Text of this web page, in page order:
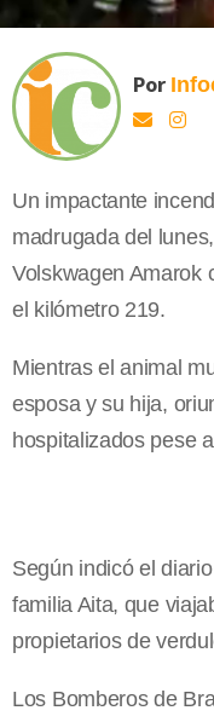
Por
Un impactante
madrugada del
Volskwagen Amarok
el kilómetro 219.
Mientras el animal
esposa y su hija,
hospitalizados pese
Según indicó el
familia Aita, que
propietarios de
Los Bomberos de